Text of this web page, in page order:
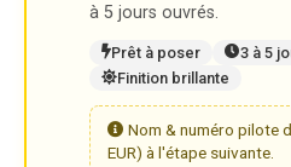
à 5 jours ouvrés.
Prêt à poser
3 à 5
Finition brillante
Nom & numéro pilote
EUR) à l'étape suivante.